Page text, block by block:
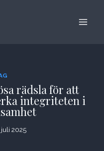
rädsla för att
integriteten i
juli 2025